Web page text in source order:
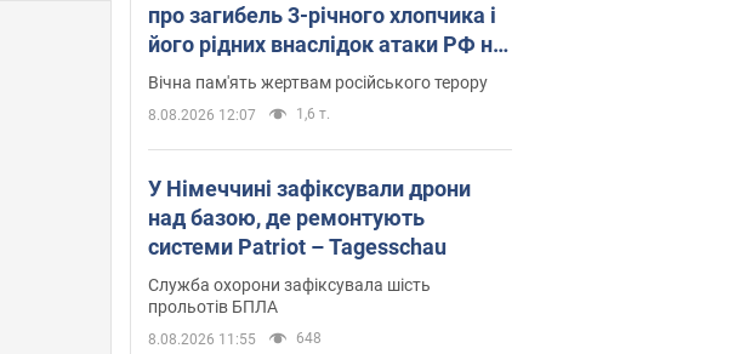
про загибель 3-річного хлопчика і
його рідних внаслідок атаки РФ на
Київщину. Відео та фото
Вічна пам'ять жертвам російського терору
8.08.2026 12:07 1,6 т.
У Німеччині зафіксували дрони
над базою, де ремонтують
системи Patriot – Tagesschau
Служба охорони зафіксувала шість
прольотів БПЛА
8.08.2026 11:55 648